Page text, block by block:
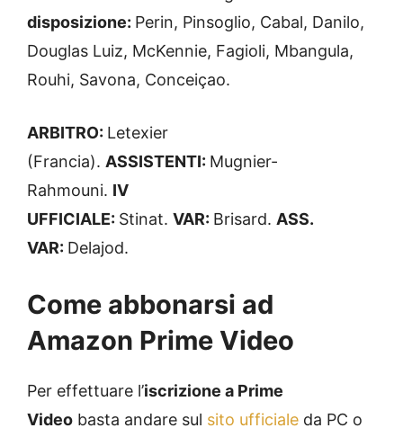
disposizione: Perin, Pinsoglio, Cabal, Danilo,
Douglas Luiz, McKennie, Fagioli, Mbangula,
Rouhi, Savona, Conceiçao.
ARBITRO: Letexier
(Francia). ASSISTENTI: Mugnier-
Rahmouni. IV
UFFICIALE: Stinat. VAR: Brisard. ASS.
VAR: Delajod.
Come abbonarsi ad
Amazon Prime Video
Per effettuare l’iscrizione a Prime
Video basta andare sul sito ufficiale da PC o